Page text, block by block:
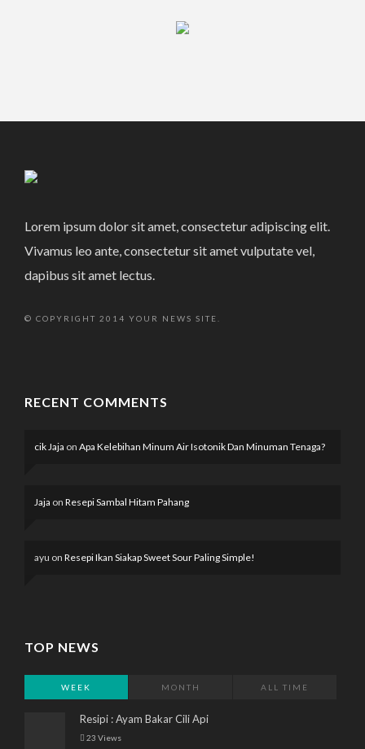
Lorem ipsum dolor sit amet, consectetur adipiscing elit.
Vivamus leo ante, consectetur sit amet vulputate vel,
dapibus sit amet lectus.
© COPYRIGHT 2014 YOUR NEWS SITE.
RECENT COMMENTS
cik Jaja on Apa Kelebihan Minum Air Isotonik Dan Minuman Tenaga?
Jaja on Resepi Sambal Hitam Pahang
ayu on Resepi Ikan Siakap Sweet Sour Paling Simple!
TOP NEWS
WEEK MONTH ALL TIME
Resipi : Ayam Bakar Cili Api
23 Views